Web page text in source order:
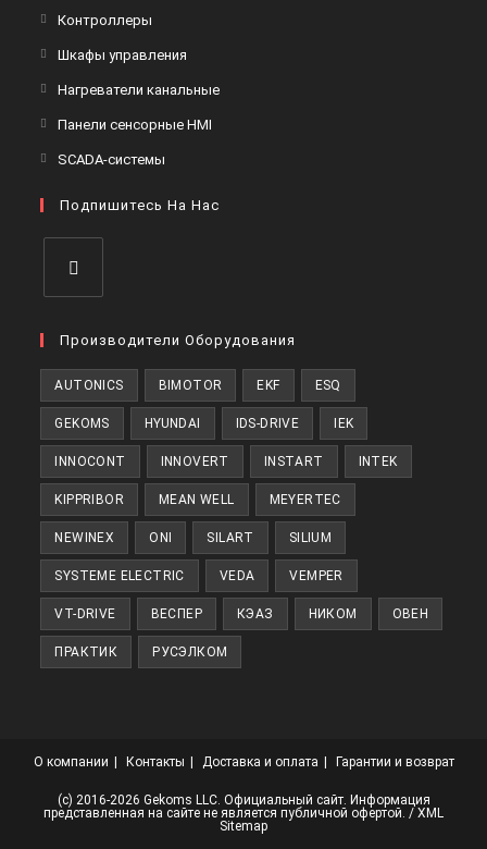
вкладке
Контроллеры
вкладке
Шкафы управления
вкладке
Нагреватели канальныеОткроется
Панели сенсорные HMI
вкладке
SCADA-системы
новой
Подпишитесь На Нас
в
вкладке
Производители Оборудования
AUTONICS BIMOTOR EKF ESQ
GEKOMS HYUNDAI IDS-DRIVE IEK
INNOCONT INNOVERT INSTART INTEK
KIPPRIBOR MEAN WELL MEYERTEC
NEWINEX ONI SILART SILIUM
SYSTEME ELECTRIC VEDA VEMPER
VT-DRIVE ВЕСПЕР КЭАЗ НИКОМ ОВЕН
ПРАКТИК РУСЭЛКОМ
О компании Контакты Доставка и оплата Гарантии и возврат
(с) 2016-2026 Gekoms LLC. Официальный сайт. Информация
представленная на сайте не является публичной офертой. / XML
Sitemap